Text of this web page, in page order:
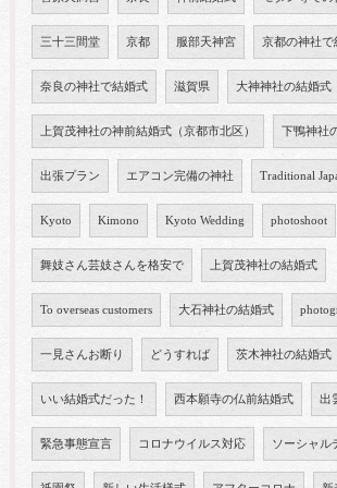
三十三間堂 京都 服部天神宮 京都の神社で
奈良の神社で結婚式 滋賀県 大神神社の結婚式
上賀茂神社の神前結婚式（京都市北区） 下鴨神社
出張プラン エアコン完備の神社 Traditional
Kyoto Kimono Kyoto Wedding photoshoot
舞妓さん芸妓さんを格安で 上賀茂神社の結婚式
To overseas customers 大石神社の結婚式
一見さんお断り どうすれば 茨木神社の結婚式
いい結婚式だった！ 西本願寺の仏前結婚式 出
緊急事態宣言 コロナウイルス対応 ソーシャル